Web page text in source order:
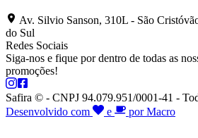
Av. Silvio Sanson, 310L - São
do Sul
Redes Sociais
Siga-nos e fique por dentro de todas as
promoções!
Safira © - CNPJ 94.079.951/0001-41 -
Desenvolvido com
e por Macro